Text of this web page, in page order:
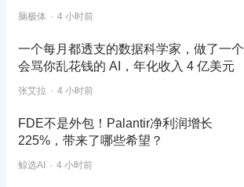
脑极体 4 小时前
一个每月都透支的数据科学家，做了一个
会骂你乱花钱的 AI，年化收入 4 亿美元
张艾拉 4 小时前
FDE不是外包！Palantir净利润增长
225%，带来了哪些希望？
鲸选AI 4 小时前